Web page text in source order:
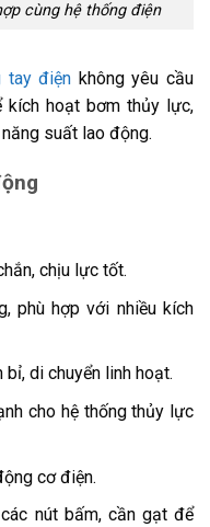
cùng hệ thống điện
tay điện không yêu cầu
kích hoạt bơm thủy lực,
suất lao động.
chịu lực tốt.
phù hợp với nhiều kích
bỉ, di chuyển linh hoạt.
cho hệ thống thủy lực
cơ điện.
nút bấm, cần gạt để